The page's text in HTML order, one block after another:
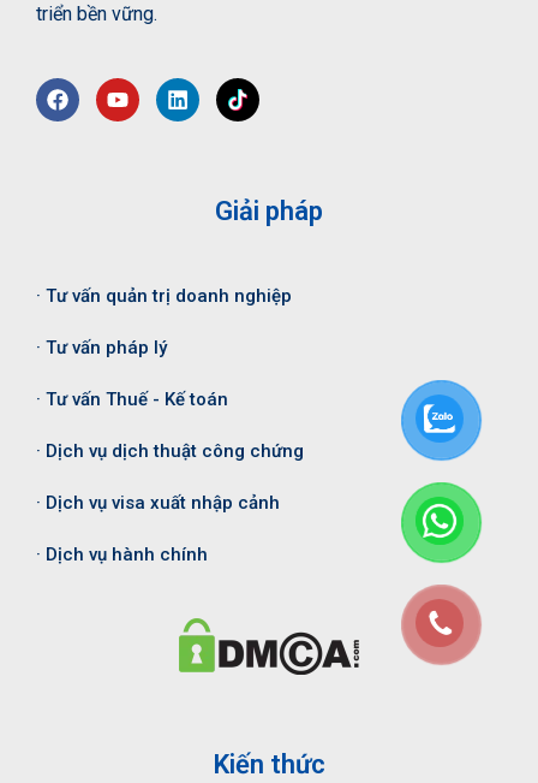
triển bền vững.
Giải pháp
· Tư vấn quản trị doanh nghiệp
· Tư vấn pháp lý
· Tư vấn Thuế - Kế toán
· Dịch vụ dịch thuật công chứng
· Dịch vụ visa xuất nhập cảnh
· Dịch vụ hành chính
Kiến thức